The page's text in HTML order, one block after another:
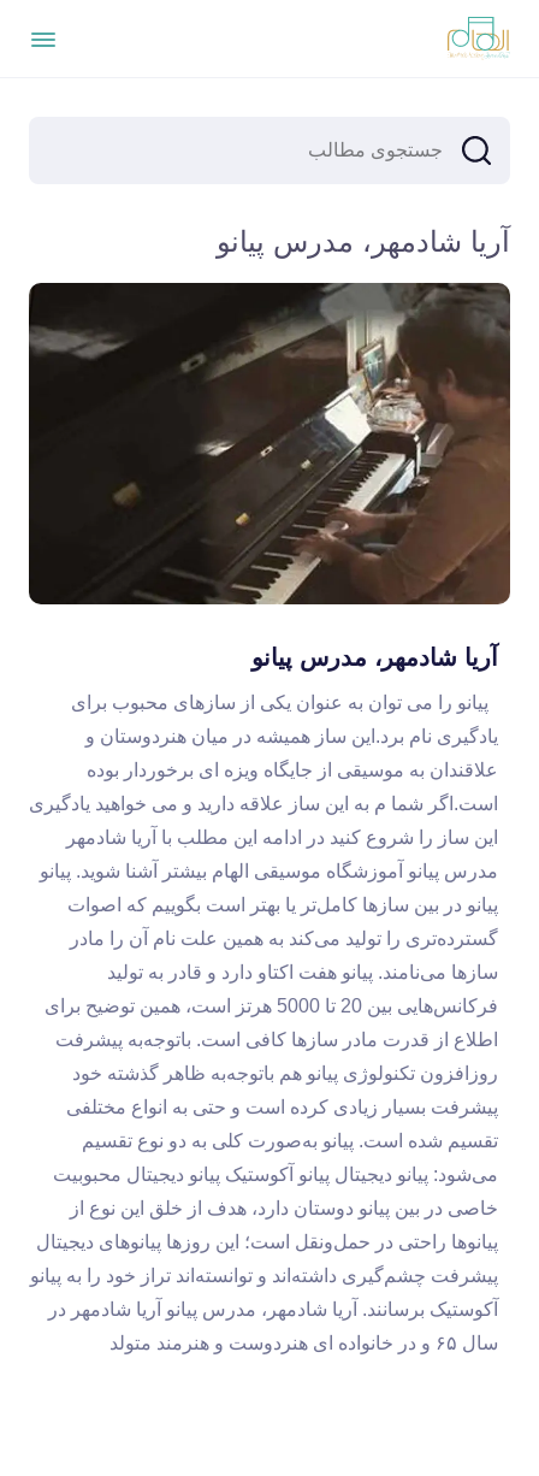
آریا شادمهر، مدرس پیانو
آریا شادمهر، مدرس پیانو
پیانو را می توان به عنوان یکی از سازهای محبوب برای
یادگیری نام برد.این ساز همیشه در میان هنردوستان و
علاقندان به موسیقی از جایگاه ویزه ای برخوردار بوده
است.اگر شما م به این ساز علاقه دارید و می خواهید یادگیری
این ساز را شروع کنید در ادامه این مطلب با آریا شادمهر
مدرس پیانو آموزشگاه موسیقی الهام بیشتر آشنا شوید. پیانو
پیانو در بین سازها کامل‌تر یا بهتر است بگوییم که اصوات
گسترده‌تری را تولید می‌کند به همین علت نام آن را مادر
سازها می‌نامند. پیانو هفت اکتاو دارد و قادر به تولید
فرکانس‌هایی بین 20 تا 5000 هرتز است، همین توضیح برای
اطلاع از قدرت مادر سازها کافی است. باتوجه‌به پیشرفت
روزافزون تکنولوژی پیانو هم باتوجه‌به ظاهر گذشته خود
پیشرفت بسیار زیادی کرده است و حتی به انواع مختلفی
تقسیم شده است. پیانو به‌صورت کلی به دو نوع تقسیم
می‌شود: پیانو دیجیتال پیانو آکوستیک پیانو دیجیتال محبوبیت
خاصی در بین پیانو دوستان دارد، هدف از خلق این نوع از
پیانوها راحتی در حمل‌ونقل است؛ این روزها پیانوهای دیجیتال
پیشرفت چشم‌گیری داشته‌اند و توانسته‌اند تراز خود را به پیانو
آکوستیک برسانند. آریا شادمهر، مدرس پیانو آریا شادمهر در
سال ۶۵ و در خانواده ای هنردوست و هنرمند متولد